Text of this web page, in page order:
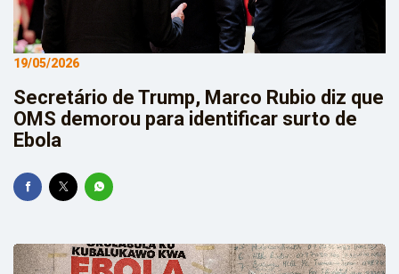
19/05/2026
Secretário de Trump, Marco Rubio diz que
OMS demorou para identificar surto de
Ebola